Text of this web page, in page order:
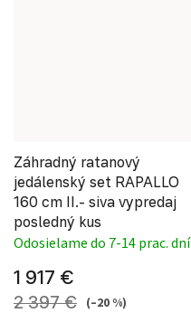
Záhradný ratanový
jedálenský set RAPALLO
160 cm II.- siva vypredaj
posledný kus
Odosielame do 7-14 prac. dní
1 917 €
2 397 € (–20 %)